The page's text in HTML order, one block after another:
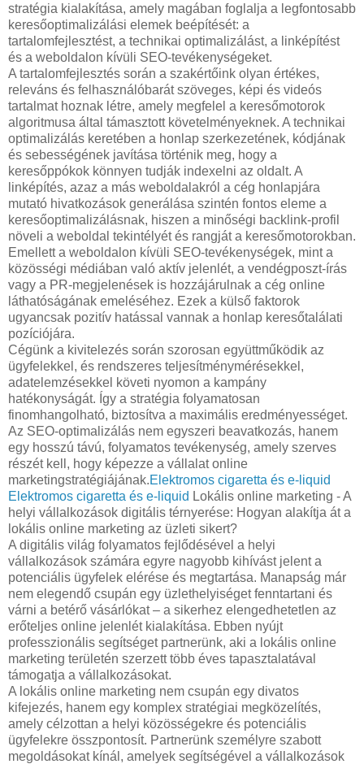
stratégia kialakítása, amely magában foglalja a legfontosabb
keresőoptimalizálási elemek beépítését: a
tartalomfejlesztést, a technikai optimalizálást, a linképítést
és a weboldalon kívüli SEO-tevékenységeket.
A tartalomfejlesztés során a szakértőink olyan értékes,
releváns és felhasználóbarát szöveges, képi és videós
tartalmat hoznak létre, amely megfelel a keresőmotorok
algoritmusa által támasztott követelményeknek. A technikai
optimalizálás keretében a honlap szerkezetének, kódjának
és sebességének javítása történik meg, hogy a
keresőppókok könnyen tudják indexelni az oldalt. A
linképítés, azaz a más weboldalakról a cég honlapjára
mutató hivatkozások generálása szintén fontos eleme a
keresőoptimalizálásnak, hiszen a minőségi backlink-profil
növeli a weboldal tekintélyét és rangját a keresőmotorokban.
Emellett a weboldalon kívüli SEO-tevékenységek, mint a
közösségi médiában való aktív jelenlét, a vendégposzt-írás
vagy a PR-megjelenések is hozzájárulnak a cég online
láthatóságának emeléséhez. Ezek a külső faktorok
ugyancsak pozitív hatással vannak a honlap keresőtalálati
pozíciójára.
Cégünk a kivitelezés során szorosan együttműködik az
ügyfelekkel, és rendszeres teljesítménymérésekkel,
adatelemzésekkel követi nyomon a kampány
hatékonyságát. Így a stratégia folyamatosan
finomhangolható, biztosítva a maximális eredményességet.
Az SEO-optimalizálás nem egyszeri beavatkozás, hanem
egy hosszú távú, folyamatos tevékenység, amely szerves
részét kell, hogy képezze a vállalat online
marketingstratégiájának.Elektromos cigaretta és e-liquid
Elektromos cigaretta és e-liquid Lokális online marketing - A
helyi vállalkozások digitális térnyerése: Hogyan alakítja át a
lokális online marketing az üzleti sikert?
A digitális világ folyamatos fejlődésével a helyi
vállalkozások számára egyre nagyobb kihívást jelent a
potenciális ügyfelek elérése és megtartása. Manapság már
nem elegendő csupán egy üzlethelyiséget fenntartani és
várni a betérő vásárlókat – a sikerhez elengedhetetlen az
erőteljes online jelenlét kialakítása. Ebben nyújt
professzionális segítséget partnerünk, aki a lokális online
marketing területén szerzett több éves tapasztalatával
támogatja a vállalkozásokat.
A lokális online marketing nem csupán egy divatos
kifejezés, hanem egy komplex stratégiai megközelítés,
amely célzottan a helyi közösségekre és potenciális
ügyfelekre összpontosít. Partnerünk személyre szabott
megoldásokat kínál, amelyek segítségével a vállalkozások